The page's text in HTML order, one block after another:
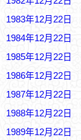
1983年12月22日
1984年12月22日
1985年12月22日
1986年12月22日
1987年12月22日
1988年12月22日
1989年12月22日